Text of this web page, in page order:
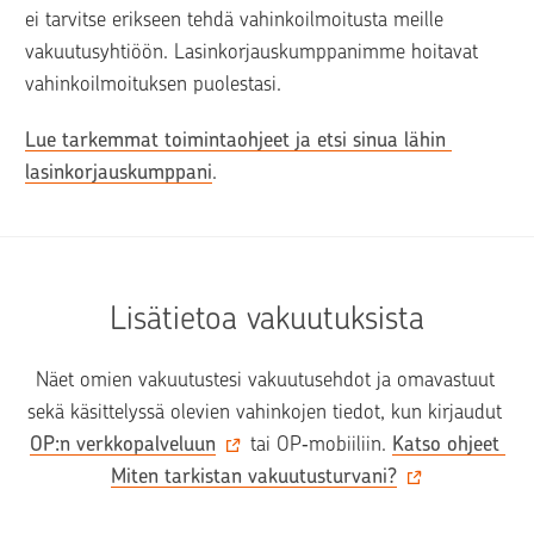
ei tarvitse erikseen tehdä vahinkoilmoitusta meille
vakuutusyhtiöön. Lasinkorjauskumppanimme hoitavat
vahinkoilmoituksen puolestasi.
Lue tarkemmat toimintaohjeet ja etsi sinua lähin
lasinkorjauskumppani.
Lisätietoa vakuutuksista
Näet omien vakuutustesi vakuutusehdot ja omavastuut
OP:n verkkopalveluun
tai OP‑mobiiliin. Katso ohjeet
Miten tarkistan vakuutusturvani?